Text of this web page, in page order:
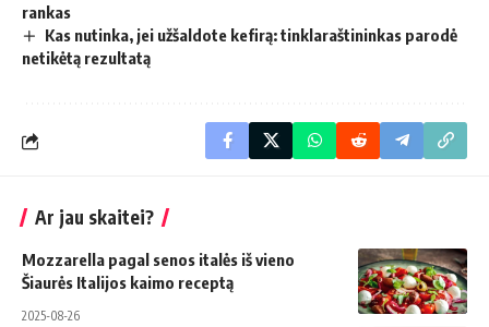
rankas
Kas nutinka, jei užšaldote kefirą: tinklaraštininkas parodė
netikėtą rezultatą
Ar jau skaitei?
Mozzarella pagal senos italės iš vieno
Šiaurės Italijos kaimo receptą
2025-08-26